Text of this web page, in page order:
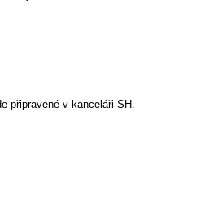
připravené v kanceláři SH.